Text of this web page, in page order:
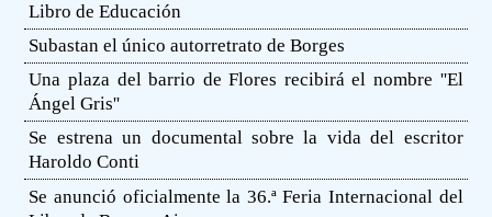
Libro de Educación
Subastan el único autorretrato de Borges
Una plaza del barrio de Flores recibirá el nombre ''El
Ángel Gris''
Se estrena un documental sobre la vida del escritor
Haroldo Conti
Se anunció oficialmente la 36.ª Feria Internacional del